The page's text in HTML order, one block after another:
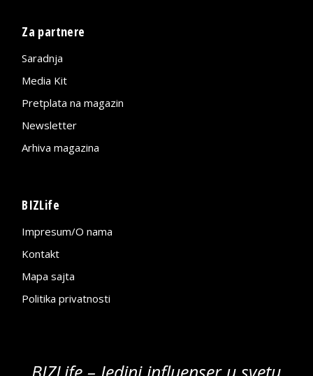
Za partnere
Saradnja
Media Kit
Pretplata na magazin
Newsletter
Arhiva magazina
BIZLife
Impresum/O nama
Kontakt
Mapa sajta
Politika privatnosti